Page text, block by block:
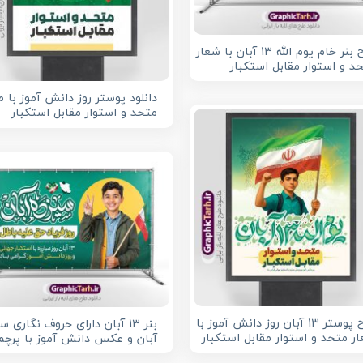
طرح بنر خام یوم الله 13 آبان با شعار
و استوار مقابل استکبار
دانلود پوستر روز دانش آموز با
متحد و استوار مقابل استکبار
طرح پوستر 13 آبان روز دانش آموز با
متحد و استوار مقابل استکبار
بنر 13 آبان دارای حروف نگاری
آبان و عکس دانش آموز با